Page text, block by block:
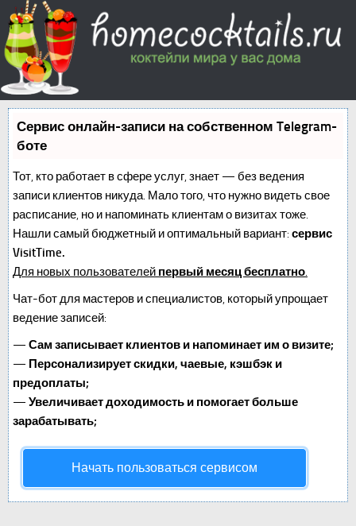
Сервис онлайн-записи на собственном Telegram-
боте
Тот, кто работает в сфере услуг, знает — без ведения
записи клиентов никуда. Мало того, что нужно видеть свое
расписание, но и напоминать клиентам о визитах тоже.
Нашли самый бюджетный и оптимальный вариант: сервис
VisitTime.
Для новых пользователей первый месяц бесплатно.
Чат-бот для мастеров и специалистов, который упрощает
ведение записей:
— Сам записывает клиентов и напоминает им о визите;
— Персонализирует скидки, чаевые, кэшбэк и
предоплаты;
— Увеличивает доходимость и помогает больше
зарабатывать;
Начать пользоваться сервисом